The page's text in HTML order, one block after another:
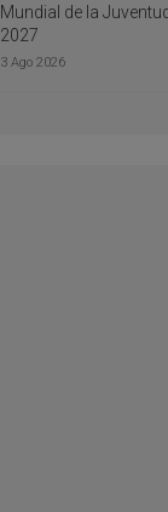
Mundial de la
2027
3 Ago 2026